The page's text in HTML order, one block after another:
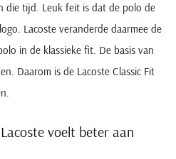
die tijd. Leuk feit is dat de polo de
Lacoste veranderde daarmee de
in de klassieke fit. De basis van
Daarom is de Lacoste Classic Fit
voelt beter aan